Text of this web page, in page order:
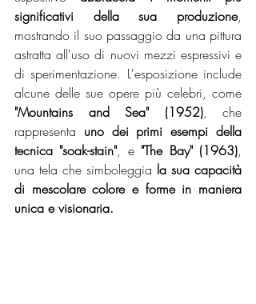
significativi della sua produzione,
mostrando il suo passaggio da una pittura
astratta all'uso di nuovi mezzi espressivi e
di sperimentazione. L'esposizione include
"Mountains and Sea" (1952), che
rappresenta uno dei primi esempi della
tecnica "soak-stain", e "The Bay" (1963),
una tela che simboleggia la sua capacità
di mescolare colore e forme in maniera
unica e visionaria.